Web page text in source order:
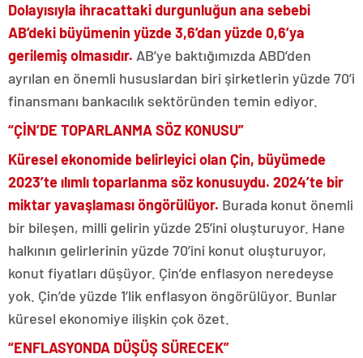
Dolayısıyla ihracattaki durgunluğun ana sebebi
AB’deki büyümenin yüzde 3,6’dan yüzde 0,6’ya
gerilemiş olmasıdır. AB’ye baktığımızda ABD’den
ayrılan en önemli hususlardan biri şirketlerin yüzde 70’i
finansmanı bankacılık sektöründen temin ediyor.
“ÇİN’DE TOPARLANMA SÖZ KONUSU”
Küresel ekonomide belirleyici olan Çin, büyümede
2023’te ılımlı toparlanma söz konusuydu. 2024’te bir
miktar yavaşlaması öngörülüyor. Burada konut önemli
bir bileşen, milli gelirin yüzde 25’ini oluşturuyor. Hane
halkının gelirlerinin yüzde 70’ini konut oluşturuyor,
konut fiyatları düşüyor. Çin’de enflasyon neredeyse
yok. Çin’de yüzde 1’lik enflasyon öngörülüyor. Bunlar
küresel ekonomiye ilişkin çok özet.
“ENFLASYONDA DÜŞÜŞ SÜRECEK”